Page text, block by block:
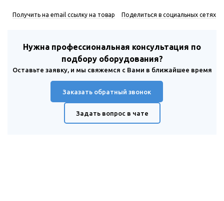
Получить на email ссылку на товар Поделиться в социальных сетях
Нужна профессиональная консультация по
подбору оборудования?
Оставьте заявку, и мы свяжемся с Вами в ближайшее время
Заказать обратный звонок
Задать вопрос в чате